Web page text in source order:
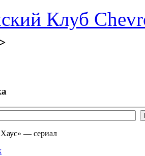
Клуб
— сериал